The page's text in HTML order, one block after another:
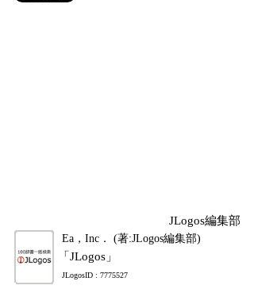
JLogos編集部
Ea，Inc． (著:JLogos編集部)
「JLogos」
JLogosID : 7775527